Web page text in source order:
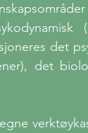
det
det